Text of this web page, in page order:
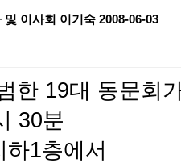
이사회 이기숙 2008-06-03
한 19대 동문회
30분
1층에서